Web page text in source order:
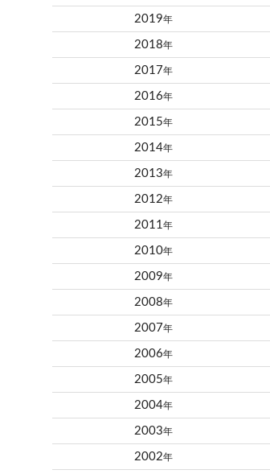
2019年
2018年
2017年
2016年
2015年
2014年
2013年
2012年
2011 年
2010年
2009年
2008年
2007年
2006年
2005年
2004年
2003年
2002年